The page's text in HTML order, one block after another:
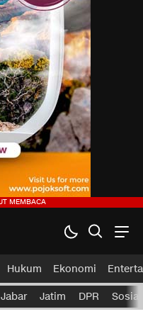
Hukum Ekonomi
Jabar Jatim DPR Sosial